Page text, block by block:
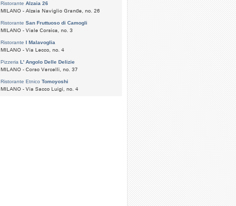
Ristorante Alzaia 26
MILANO - Alzaia Naviglio Grande, no. 26
Ristorante San Fruttuoso di Camogli
MILANO - Viale Corsica, no. 3
Ristorante I Malavoglia
MILANO - Via Lecco, no. 4
Pizzeria L' Angolo Delle Delizie
MILANO - Corso Vercelli, no. 37
Ristorante Etnico Tomoyoshi
MILANO - Via Sacco Luigi, no. 4